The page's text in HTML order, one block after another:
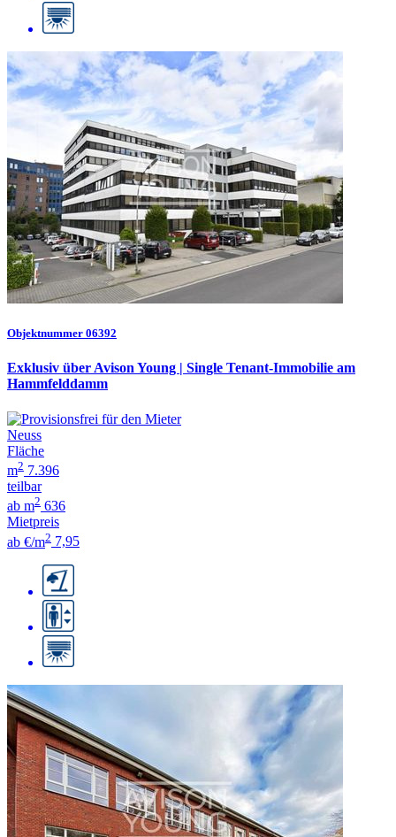
Objektnummer 06392
Exklusiv über Avison Young | Single Tenant-Immobilie am
Hammfelddamm
Neuss
Fläche
m2 7.396
teilbar
ab m2 636
Mietpreis
ab €/m2 7,95